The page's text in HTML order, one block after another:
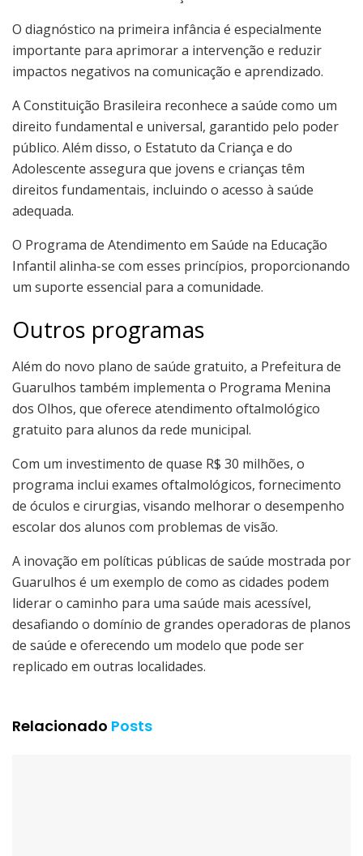
O diagnóstico na primeira infância é especialmente
importante para aprimorar a intervenção e reduzir
impactos negativos na comunicação e aprendizado.
A Constituição Brasileira reconhece a saúde como um
direito fundamental e universal, garantido pelo poder
público. Além disso, o Estatuto da Criança e do
Adolescente assegura que jovens e crianças têm
direitos fundamentais, incluindo o acesso à saúde
adequada.
O Programa de Atendimento em Saúde na Educação
Infantil alinha-se com esses princípios, proporcionando
um suporte essencial para a comunidade.
Outros programas
Além do novo plano de saúde gratuito, a Prefeitura de
Guarulhos também implementa o Programa Menina
dos Olhos, que oferece atendimento oftalmológico
gratuito para alunos da rede municipal.
Com um investimento de quase R$ 30 milhões, o
programa inclui exames oftalmológicos, fornecimento
de óculos e cirurgias, visando melhorar o desempenho
escolar dos alunos com problemas de visão.
A inovação em políticas públicas de saúde mostrada por
Guarulhos é um exemplo de como as cidades podem
liderar o caminho para uma saúde mais acessível,
desafiando o domínio de grandes operadoras de planos
de saúde e oferecendo um modelo que pode ser
replicado em outras localidades.
Relacionado Posts